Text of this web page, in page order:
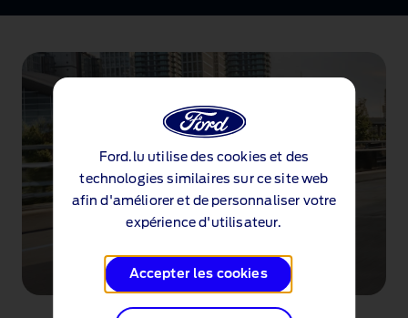
Ford.lu utilise des cookies et des
technologies similaires sur ce site web
afin d'améliorer et de personnaliser votre
expérience d'utilisateur.
Accepter les cookies